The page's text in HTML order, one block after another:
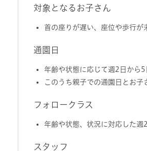
対象となるお子さん
首の座りが遅い、座位や歩行が
通園日
年齢や状態に応じて週2日から5
このうち親子での通園日とお子
フォロークラス
年齢や状態、状況に対応した週
スタッフ